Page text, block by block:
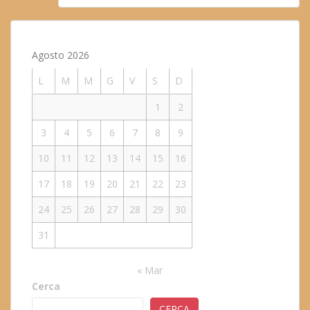
Agosto 2026
L
M M G V S
D
1
2
3
4 5 6 7 8
9
10
11 12 13 14 15
16
17
18 19 20 21 22
23
24
25 26 27 28 29
30
31
« Mar
Cerca